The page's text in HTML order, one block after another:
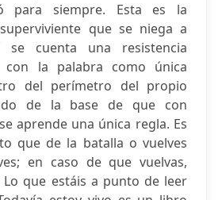
para siempre. Esta es la
que se niega a
se cuenta una resistencia
con la palabra como única
del perímetro del propio
de la base de que con
aprende una única regla. Es
que de la batalla o vuelves
en caso de que vuelvas,
que estáis a punto de leer